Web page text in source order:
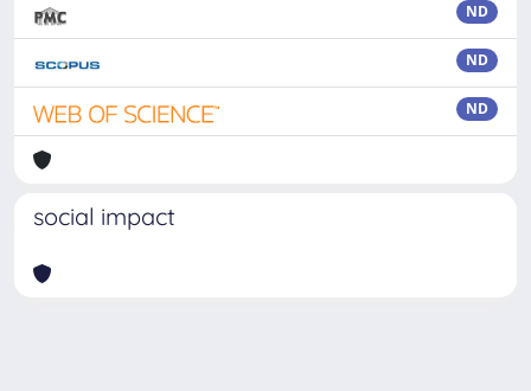
ND
ND
ND
social impact